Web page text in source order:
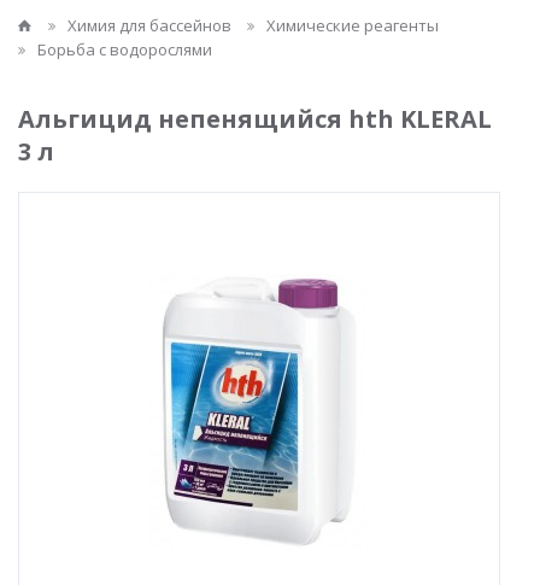
Химия для бассейнов
Химические реагенты
Борьба с водорослями
Альгицид непенящийся hth KLERAL
3 л